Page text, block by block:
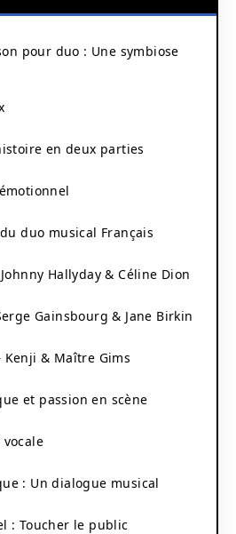
pour duo : Une symbiose
en deux parties
duo musical Français
Hallyday & Céline Dion
Gainsbourg & Jane Birkin
Kenji & Maître Gims
et passion en scène
: Un dialogue musical
: Toucher le public